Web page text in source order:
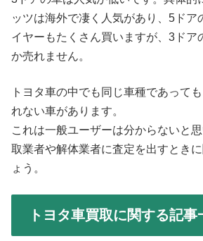
ッツは海外で凄く人気があり、5ドア
イヤーもたくさん買いますが、3ドア
か売れません。
トヨタ車の中でも同じ車種であって
れない車があります。
これは一般ユーザーは分からないと
取業者や解体業者に査定を出すとき
ょう。
トヨタ車買取に関する記事